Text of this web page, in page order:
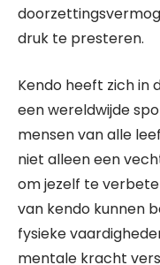
druk te presteren.
Kendo heeft zich in
een wereldwijde
mensen van alle
niet alleen een
om jezelf te
van kendo kunnen
fysieke
mentale kracht